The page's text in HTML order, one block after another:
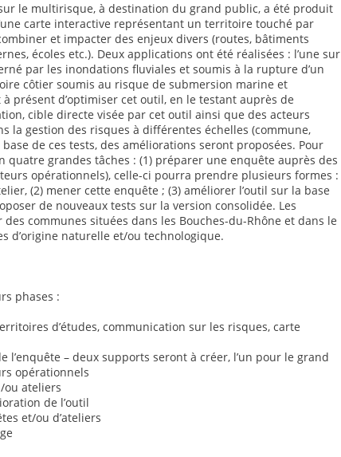
le multirisque, à destination du grand public, a été produit
carte interactive représentant un territoire touché par
et impacter des enjeux divers (routes, bâtiments
écoles etc.). Deux applications ont été réalisées : l’une sur
par les inondations fluviales et soumis à la rupture d’un
côtier soumis au risque de submersion marine et
à présent d’optimiser cet outil, en le testant auprès de
cible directe visée par cet outil ainsi que des acteurs
la gestion des risques à différentes échelles (commune,
de ces tests, des améliorations seront proposées. Pour
quatre grandes tâches : (1) préparer une enquête auprès des
opérationnels), celle-ci pourra prendre plusieurs formes :
(2) mener cette enquête ; (3) améliorer l’outil sur la base
de nouveaux tests sur la version consolidée. Les
communes situées dans les Bouches-du-Rhône et dans le
d’origine naturelle et/ou technologique.
phases :
d’études, communication sur les risques, carte
l’enquête – deux supports seront à créer, l’un pour le grand
opérationnels
ou ateliers
de l’outil
et/ou d’ateliers